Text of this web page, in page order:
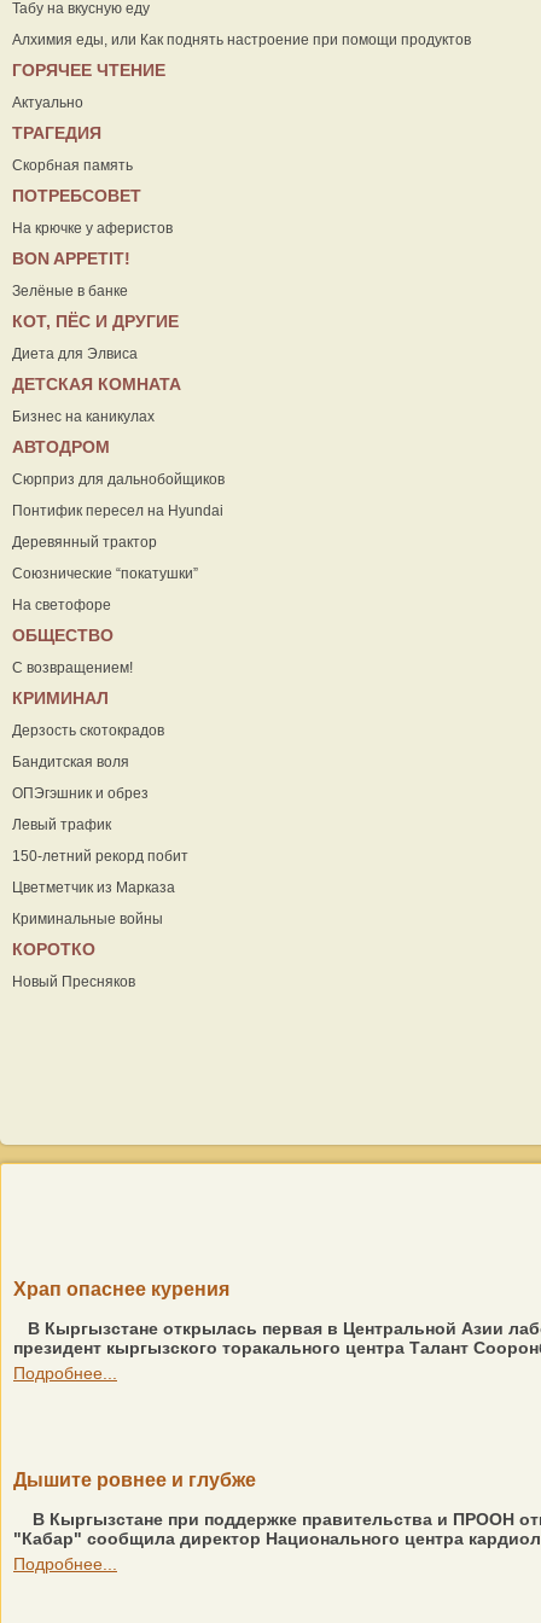
Табу на вкусную еду
Алхимия еды, или Как поднять настроение при помощи продуктов
ГОРЯЧЕЕ ЧТЕНИЕ
Актуально
ТРАГЕДИЯ
Скорбная память
ПОТРЕБСОВЕТ
На крючке у аферистов
ВON APPETIT!
Зелёные в банке
КОТ, ПЁС И ДРУГИЕ
Диета для Элвиса
ДЕТСКАЯ КОМНАТА
Бизнес на каникулах
АВТОДРОМ
Сюрприз для дальнобойщиков
Понтифик пересел на Hyundai
Деревянный трактор
Союзнические “покатушки”
На светофоре
ОБЩЕСТВО
С возвращением!
КРИМИНАЛ
Дерзость скотокрадов
Бандитская воля
ОПЭгэшник и обрез
Левый трафик
150-летний рекорд побит
Цветметчик из Марказа
Криминальные войны
КОРОТКО
Новый Пресняков
Храп опаснее курения
В Кыргызстане открылась первая в Центральной Азии
президент кыргызского торакального центра Талант
Подробнее...
Дышите ровнее и глубже
В Кыргызстане при поддержке правительства и ПРООН
"Кабар" сообщила директор Национального центра
Подробнее...